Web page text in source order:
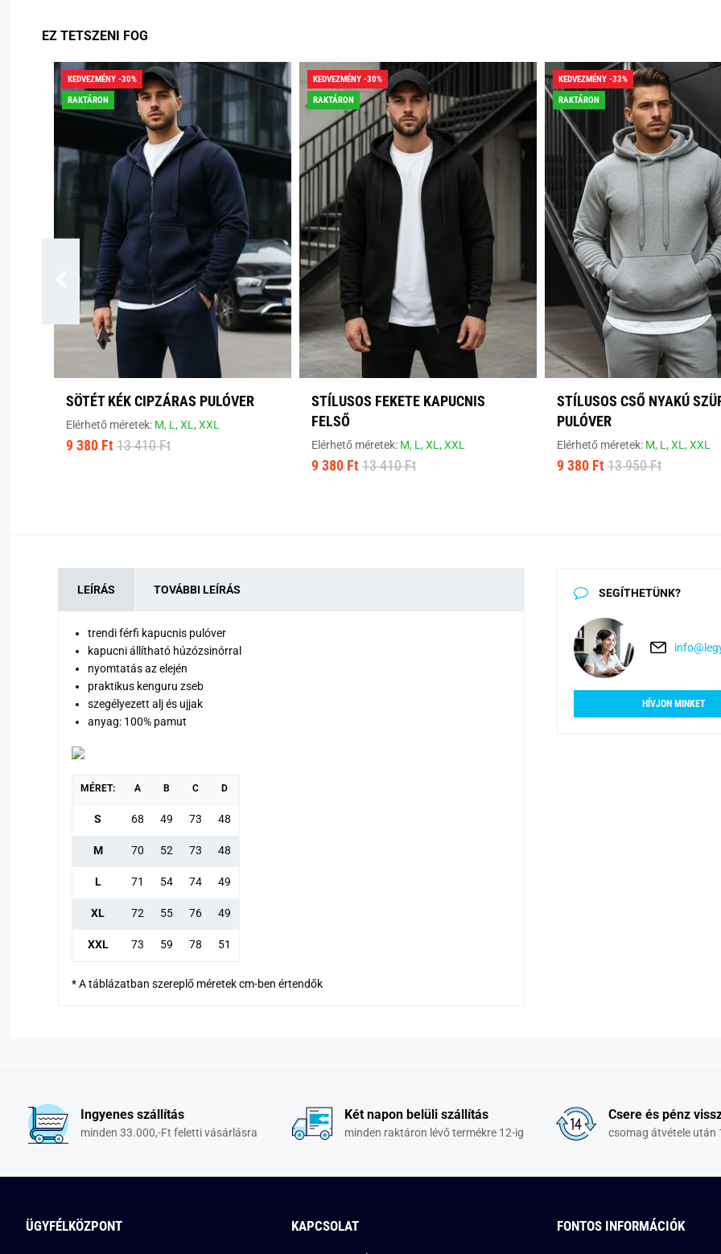
EZ TETSZENI FOG
KEDVEZMÉNY -30%
RAKTÁRON
SÖTÉT KÉK CIPZÁRAS PULÓVER
Elérhető méretek: M, L,XL,XXL
9 380 Ft 13 410 Ft
KEDVEZMÉNY -30%
RAKTÁRON
STÍLUSOS FEKETE KAPUCNIS
FELSŐ
Elérhető méretek: M, L,XL,XXL
9 380 Ft 13 410 Ft
KEDVEZMÉNY -33%
RAKTÁRON
STÍLUSOS CSŐ NYAKÚ
PULÓVER
Elérhető méretek: M, L,XL,XXL
9 380 Ft 13 950 Ft
LEÍRÁS TOVÁBBI LEÍRÁS
trendi férfi kapucnis pulóver
kapucni állítható húzózsinórral
nyomtatás az elején
praktikus kenguru zseb
szegélyezett alj és ujjak
anyag: 100% pamut
MÉRET: A B C D
S 68 49 73 48
M 70 52 73 48
L 71 54 74 49
XL 72 55 76 49
XXL 73 59 78 51
* A táblázatban szereplő méretek cm-ben értendők
SEGÍTHETÜNK?
HÍVJON MINKET
Ingyenes szállítás
minden 33.000,-Ft feletti vásárlásra
Két napon belüli szállítás
minden raktáron lévő termékre 12-ig
Csere és pénz
csomag átvétele után
ÜGYFÉLKÖZPONT KAPCSOLAT FONTOS INFORMÁCIÓK